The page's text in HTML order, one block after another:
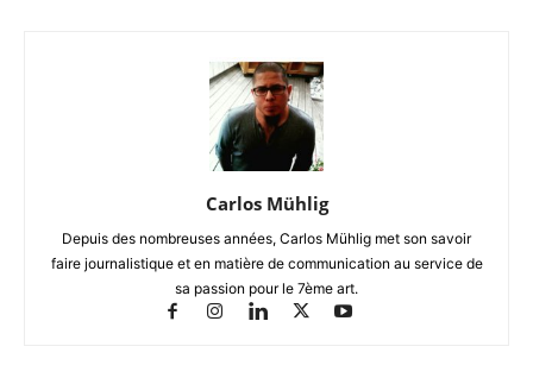
Carlos Mühlig
Depuis des nombreuses années, Carlos Mühlig met son savoir
faire journalistique et en matière de communication au service de
sa passion pour le 7ème art.